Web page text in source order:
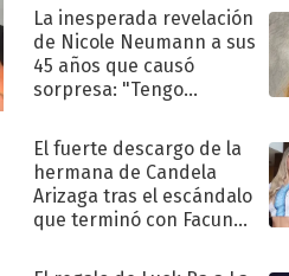
La inesperada revelación
de Nicole Neumann a sus
45 años que causó
sorpresa: "Tengo
El fuerte descargo de la
hermana de Candela
Arizaga tras el escándalo
que terminó con Facundo